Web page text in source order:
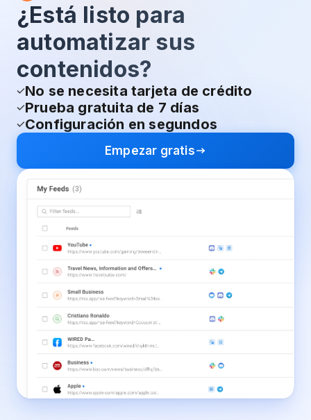
¿Está listo para
automatizar sus
contenidos?
No se necesita tarjeta de crédito
Prueba gratuita de 7 días
Configuración en segundos
Empezar gratis